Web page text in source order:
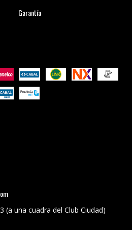
Garantía
(a una cuadra del Club Ciudad)